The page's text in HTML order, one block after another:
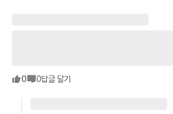
0 0답글 달기